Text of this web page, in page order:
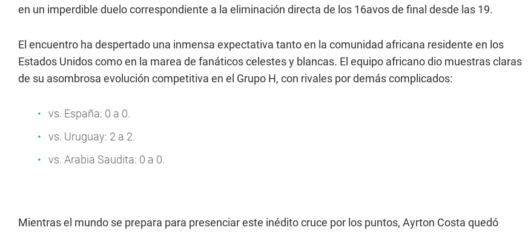
en un imperdible duelo correspondiente a la eliminación directa de los 16avos de final desde las 19.
El encuentro ha despertado una inmensa expectativa tanto en la comunidad africana residente en los
Estados Unidos como en la marea de fanáticos celestes y blancas. El equipo africano dio muestras claras
de su asombrosa evolución competitiva en el Grupo H, con rivales por demás complicados:
vs. España: 0 a 0.
vs. Uruguay: 2 a 2.
vs. Arabia Saudita: 0 a 0.
Mientras el mundo se prepara para presenciar este inédito cruce por los puntos, Ayrton Costa quedó